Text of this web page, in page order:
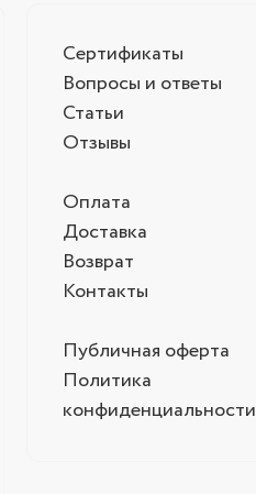
Сертификаты
Вопросы и ответы
Статьи
Отзывы
Оплата
Доставка
Возврат
Контакты
Публичная оферта
Политика
конфиденциальности